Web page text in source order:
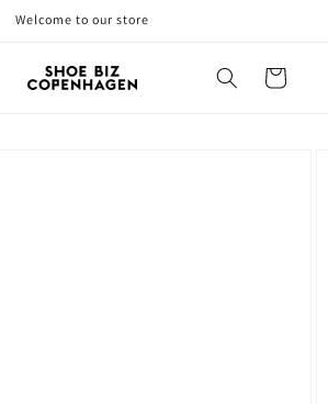
Welcome to our store
Indkøbskurv